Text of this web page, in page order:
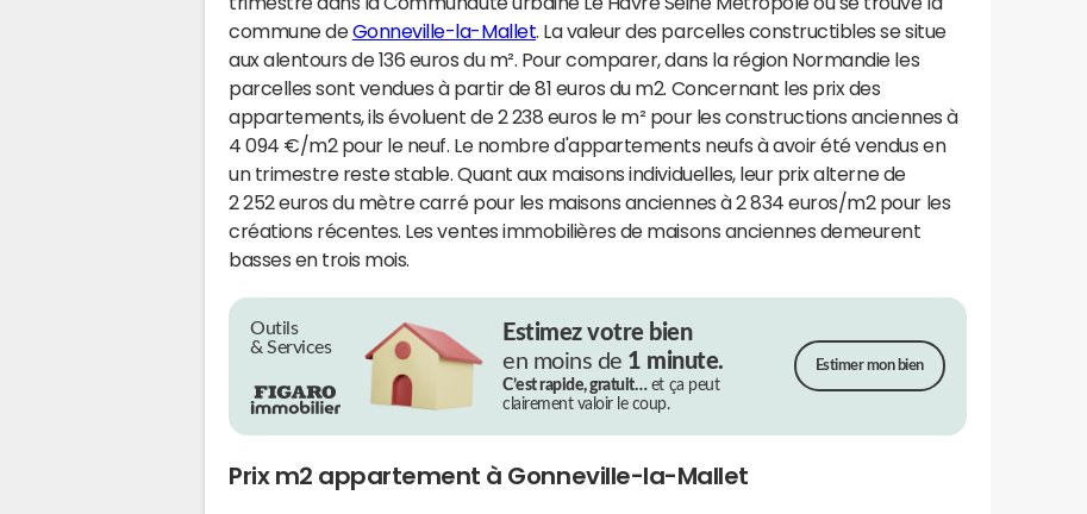
commune deGonneville-la-Mallet . La valeur des parcelles constructibles se situe
aux alentours de 136 euros du m². Pour comparer, dans la région Normandie les
parcelles sont vendues à partir de 81 euros du m2. Concernant les prix des
appartements, ils évoluent de 2 238 euros le m² pour les constructions anciennes à
4 094 €/m2 pour le neuf. Le nombre d'appartements neufs à avoir été vendus en
un trimestre reste stable. Quant aux maisons individuelles, leur prix alterne de
2 252 euros du mètre carré pour les maisons anciennes à 2 834 euros/m2 pour les
créations récentes. Les ventes immobilières de maisons anciennes demeurent
basses en trois mois.
Outils
& Services
Estimez votre bien
en moins de 1 minute.
C’est rapide, gratuit…et ça peut
clairement valoir le coup.
Estimer mon bien
Prix m2 appartement à Gonneville-la-Mallet